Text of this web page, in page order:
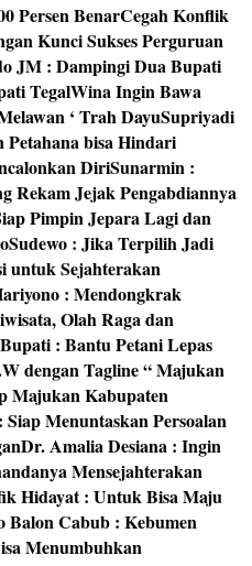
Persen BenarCegah Konflik
Kunci Sukses Perguruan
JM : Dampingi Dua Bupati
TegalWina Ingin Bawa
‘ Trah DayuSupriyadi
Petahana bisa Hindari
DiriSunarmin :
Rekam Jejak Pengabdiannya
Pimpin Jepara Lagi dan
Sudewo : Jika Terpilih Jadi
untuk Sejahterakan
: Mendongkrak
Olah Raga dan
: Bantu Petani Lepas
dengan Tagline “ Majukan
Majukan Kabupaten
Menuntaskan Persoalan
Dr. Amalia Desiana : Ingin
Mensejahterakan
Hidayat : Untuk Bisa Maju
Balon Cabub : Kebumen
Menumbuhkan